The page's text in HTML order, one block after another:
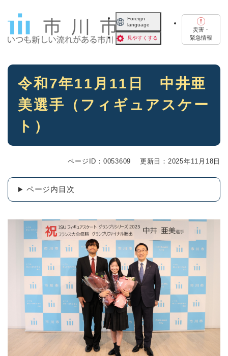
Foreign
language
見やすくする
災害・
緊急情報
本
令和7年11月11日 中井亜
美選手（フィギュアスケー
ト）
ページID：0053609 更新日：2025年11月18日
ページ内目次